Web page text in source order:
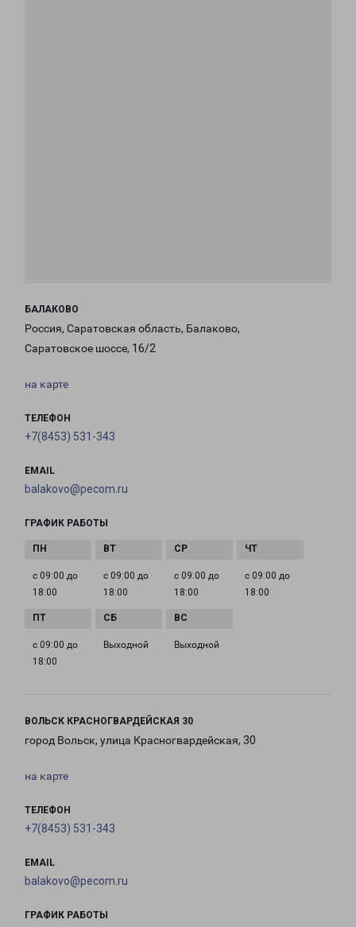
БАЛАКОВО
Россия, Саратовская область, Балаково,
Саратовское шоссе, 16/2
на карте
ТЕЛЕФОН
+7(8453) 531-343
EMAIL
balakovo@pecom.ru
ГРАФИК РАБОТЫ
с 09:00 до
18:00
с 09:00 до
18:00
с 09:00 до
18:00
с 09:00 до
18:00
с 09:00 до
18:00
Выходной Выходной
ВОЛЬСК КРАСНОГВАРДЕЙСКАЯ 30
город Вольск, улица Красногвардейская, 30
на карте
ТЕЛЕФОН
+7(8453) 531-343
EMAIL
balakovo@pecom.ru
ГРАФИК РАБОТЫ